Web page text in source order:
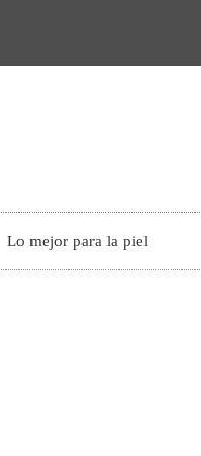
Lo mejor para la piel